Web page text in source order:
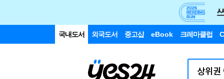
국내도서 외국도서 중고샵 eBook 크레마클럽